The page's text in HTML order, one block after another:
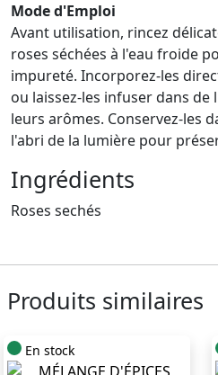
Mode d'Emploi
Avant utilisation, rincez
roses séchées à l'eau froide
impureté. Incorporez-les
ou laissez-les infuser dans
leurs arômes. Conservez-les
l'abri de la lumière pour
Ingrédients
Roses sechés
Produits similaires
En stock